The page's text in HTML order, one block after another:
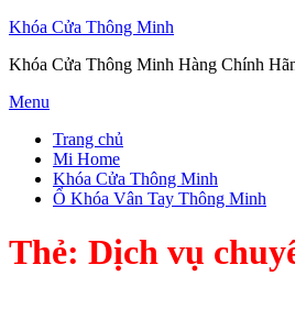
Khóa Cửa Thông Minh
Khóa Cửa Thông Minh Hàng Chính
Skip
content
Menu
Trang chủ
Mi Home
Khóa Cửa Thông Minh
Ổ Khóa Vân Tay Thông Minh
Thẻ: Dịch vụ